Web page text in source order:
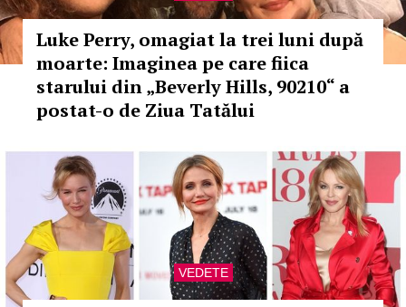
Luke Perry, omagiat la trei luni după
moarte: Imaginea pe care fiica
starului din „Beverly Hills, 90210“ a
postat-o de Ziua Tatălui
VEDETE